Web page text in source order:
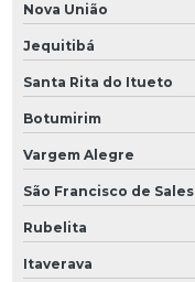
Nova União
Jequitibá
Santa Rita do Itueto
Botumirim
Vargem Alegre
São Francisco de Sales
Rubelita
Itaverava